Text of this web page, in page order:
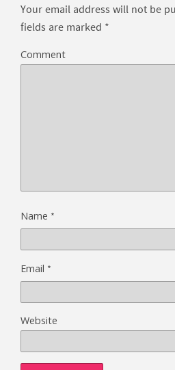
Your email address will not be
fields are marked *
Comment
Name *
Email *
Website